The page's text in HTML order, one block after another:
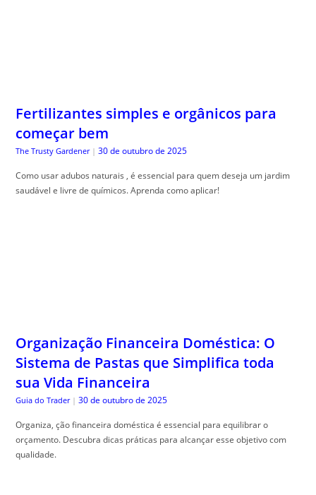
Fertilizantes simples e orgânicos para
começar bem
The Trusty Gardener | 30 de outubro de 2025
Como usar adubos naturais , é essencial para quem deseja um jardim
saudável e livre de químicos. Aprenda como aplicar!
Organização Financeira Doméstica: O
Sistema de Pastas que Simplifica toda
sua Vida Financeira
Guia do Trader | 30 de outubro de 2025
Organiza, ção financeira doméstica é essencial para equilibrar o
orçamento. Descubra dicas práticas para alcançar esse objetivo com
qualidade.